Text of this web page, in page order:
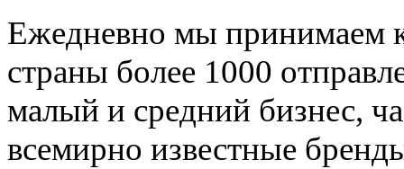
Ежедневно мы принимаем к
страны более 1000
малый и средний бизнес,
всемирно известные